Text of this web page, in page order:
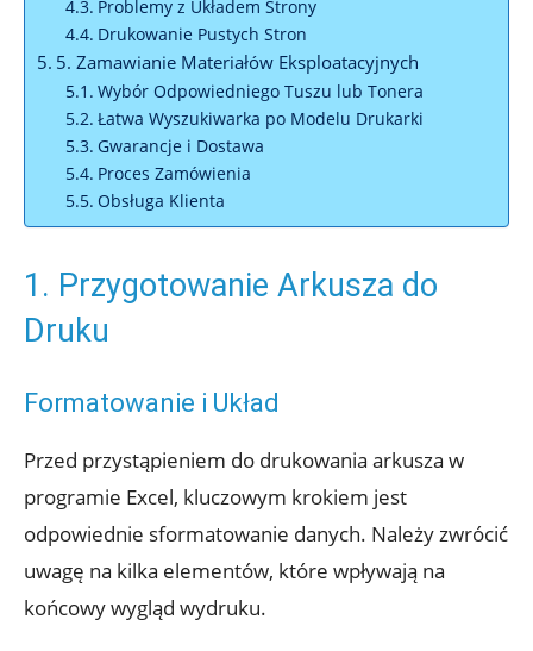
Problemy z Układem Strony
Drukowanie Pustych Stron
5. Zamawianie Materiałów Eksploatacyjnych
Wybór Odpowiedniego Tuszu lub Tonera
Łatwa Wyszukiwarka po Modelu Drukarki
Gwarancje i Dostawa
Proces Zamówienia
Obsługa Klienta
1. Przygotowanie Arkusza do
Druku
Formatowanie i Układ
Przed przystąpieniem do drukowania arkusza w
programie Excel, kluczowym krokiem jest
odpowiednie sformatowanie danych. Należy zwrócić
uwagę na kilka elementów, które wpływają na
końcowy wygląd wydruku.